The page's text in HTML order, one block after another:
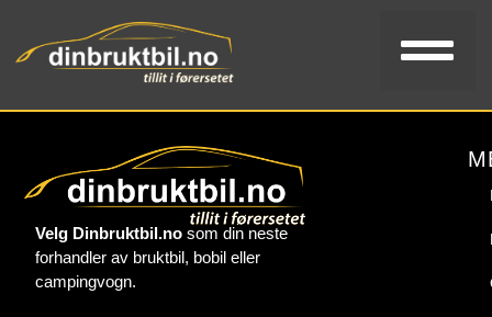
Velg Dinbruktbil.nosom din neste
forhandler av bruktbil, bobil eller
campingvogn.